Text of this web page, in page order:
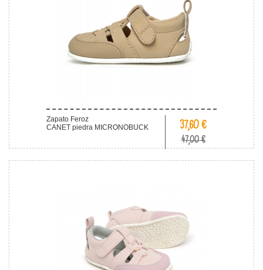
Zapato Feroz
CANET piedra MICRONOBUCK
37,60 €
47,00 €